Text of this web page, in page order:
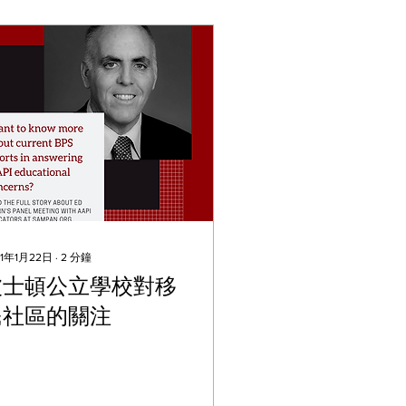
年1月22日 ∙ 2 分鐘
頓公立學校對移
社區的關注